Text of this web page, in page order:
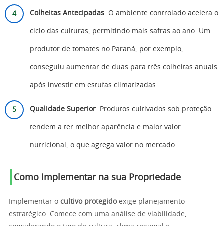
Colheitas Antecipadas: O ambiente controlado acelera o
ciclo das culturas, permitindo mais safras ao ano. Um
produtor de tomates no Paraná, por exemplo,
conseguiu aumentar de duas para três colheitas anuais
após investir em estufas climatizadas.
Qualidade Superior: Produtos cultivados sob proteção
tendem a ter melhor aparência e maior valor
nutricional, o que agrega valor no mercado.
Como Implementar na sua Propriedade
Implementar o cultivo protegidoexige planejamento
estratégico. Comece com uma análise de viabilidade,